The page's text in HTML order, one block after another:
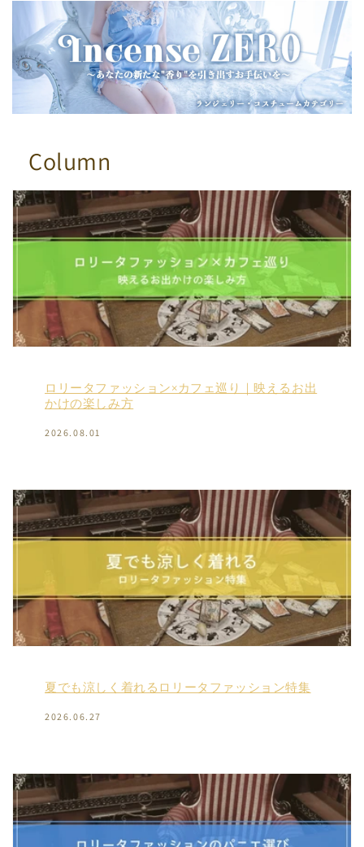
Column
ロリータファッション×カフェ巡り｜映えるお出
かけの楽しみ方
2026.08.01
夏でも涼しく着れるロリータファッション特集
2026.06.27